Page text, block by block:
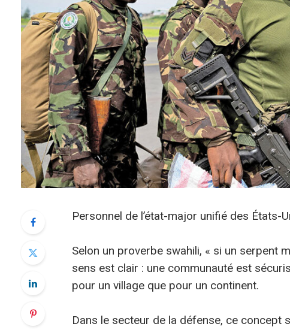
Personnel de l’état-major unifié des États-
Selon un proverbe swahili, « si un serpent
sens est clair : une communauté est
pour un village que pour un continent.
Dans le secteur de la défense, ce concept